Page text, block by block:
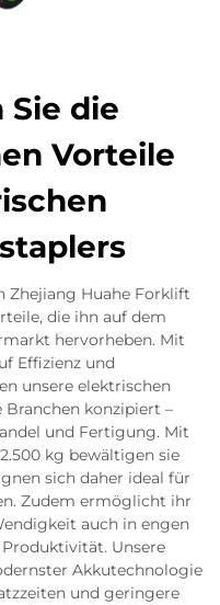
Sie die
Vorteile
Zhejiang Huahe Forklift
die ihn auf dem
hervorheben. Mit
Effizienz und
unsere elektrischen
Branchen konzipiert –
und Fertigung. Mit
kg bewältigen sie
sich daher ideal für
Zudem ermöglicht ihr
auch in engen
Unsere
Akkutechnologie
und geringere